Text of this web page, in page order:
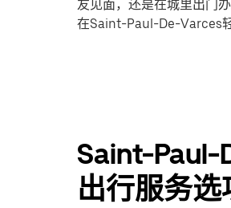
友见面，还是在城里出门
在Saint-Paul-De-Varces轻
Saint-Paul-
出行服务选